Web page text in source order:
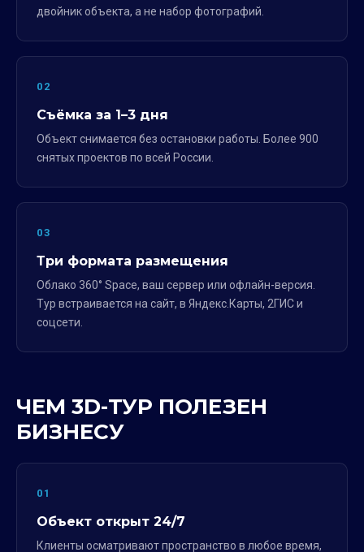
двойник объекта, а не набор фотографий.
02
Съёмка за 1–3 дня
Объект снимается без остановки работы. Более 900
снятых проектов по всей России.
03
Три формата размещения
Облако 360° Space, ваш сервер или офлайн-версия.
Тур встраивается на сайт, в Яндекс.Карты, 2ГИС и
соцсети.
ЧЕМ 3D-ТУР ПОЛЕЗЕН
БИЗНЕСУ
01
Объект открыт 24/7
Клиенты осматривают пространство в любое время,